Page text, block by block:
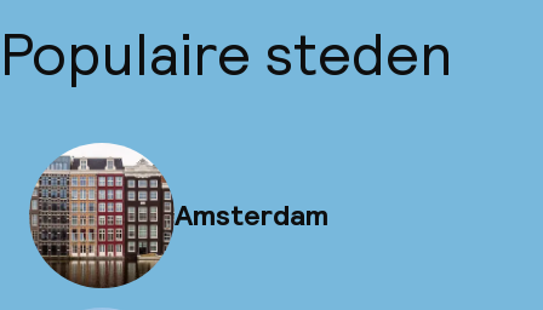
Populaire steden
Amsterdam